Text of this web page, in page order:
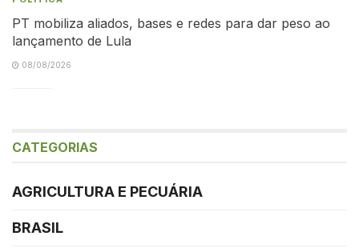
PT mobiliza aliados, bases e redes para dar peso ao
lançamento de Lula
08/08/2026
CATEGORIAS
AGRICULTURA E PECUÁRIA
BRASIL